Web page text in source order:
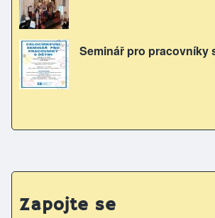
Seminář pro pracovníky
Zapojte se